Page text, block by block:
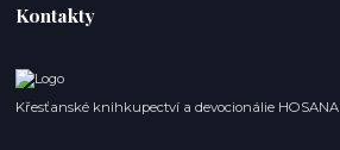
Kontakty
Křesťanské knihkupectví a devocionálie HOSANA